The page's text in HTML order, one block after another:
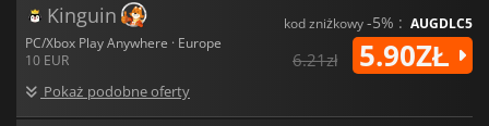
Kinguin
PC/Xbox Play Anywhere · Europe
10 EUR
Pokaż podobne oferty
kod zniżkowy-5% : AUGDLC5
6.21zł 5.90ZŁ